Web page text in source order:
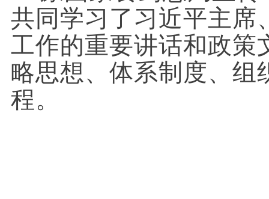
共同学习了习近平主席
工作的重要讲话和政策
略思想、体系制度、组
程。